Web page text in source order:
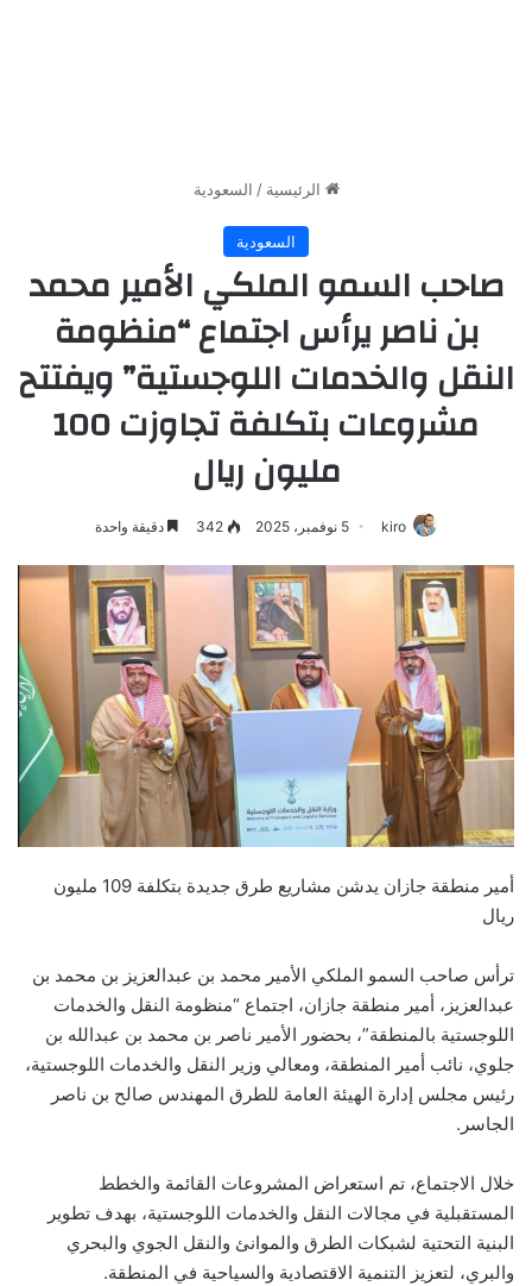
الرئيسية / السعودية
السعودية
صاحب السمو الملكي الأمير محمد
بن ناصر يرأس اجتماع “منظومة
النقل والخدمات اللوجستية” ويفتتح
مشروعات بتكلفة تجاوزت 100
مليون ريال
kiro 5 نوفمبر، 2025 342 دقيقة واحدة
أمير منطقة جازان يدشن مشاريع طرق جديدة بتكلفة 109 مليون
ريال
ترأس صاحب السمو الملكي الأمير محمد بن عبدالعزيز بن محمد بن
عبدالعزيز، أمير منطقة جازان، اجتماع “منظومة النقل والخدمات
اللوجستية بالمنطقة”، بحضور الأمير ناصر بن محمد بن عبدالله بن
جلوي، نائب أمير المنطقة، ومعالي وزير النقل والخدمات اللوجستية،
رئيس مجلس إدارة الهيئة العامة للطرق المهندس صالح بن ناصر
الجاسر.
خلال الاجتماع، تم استعراض المشروعات القائمة والخطط
المستقبلية في مجالات النقل والخدمات اللوجستية، بهدف تطوير
البنية التحتية لشبكات الطرق والموانئ والنقل الجوي والبحري
والبري، لتعزيز التنمية الاقتصادية والسياحية في المنطقة.